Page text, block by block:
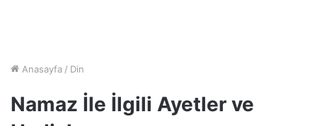
Anasayfa / Din
Namaz İle İlgili Ayetler ve